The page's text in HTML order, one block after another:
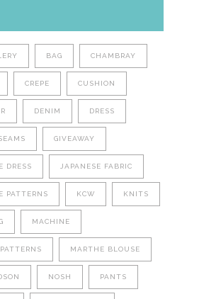
BAG CHAMBRAY
CREPE CUSHION
DENIM DRESS
GIVEAWAY
DRESS JAPANESE FABRIC
PATTERNS KCW KNITS
MACHINE
MARTHE BLOUSE
NOSH PANTS